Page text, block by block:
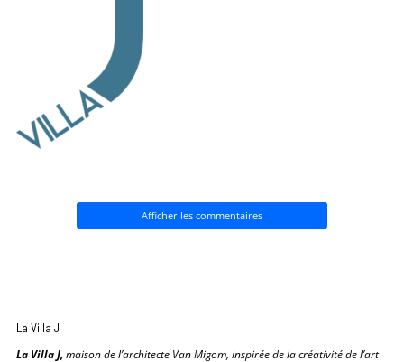
Afficher les commentaires
La Villa J
La Villa J, maison de l’architecte Van Migom, inspirée de la créativité de l’art